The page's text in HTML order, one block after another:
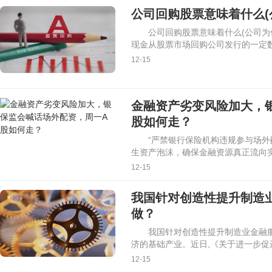
公司回购股票意味着什么
公司回购股票意味着什么(公司
现金从股票市场回购公司发行的一定
12-15
金融资产劣变风险加大，
股如何走？
“严禁银行保险机构违规参与场
生资产泡沫，确保金融资源真正流向
12-15
我国针对创造性提升制造
做？
我国针对创造性提升制造业金融
济的基础产业。近日,《关于进一步
12-15